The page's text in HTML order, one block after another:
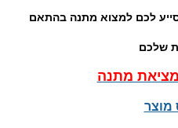
לכם למצוא מתנה בהתאם
שלכם
מתנה
מוצר